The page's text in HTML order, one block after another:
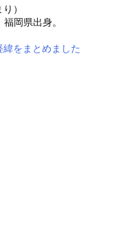
）
岡県出身。
をまとめました